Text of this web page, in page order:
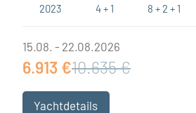
2023
4 + 1
8 + 2 + 1
15.08. - 22.08.2026
6.913 €10.635 €
Yachtdetails